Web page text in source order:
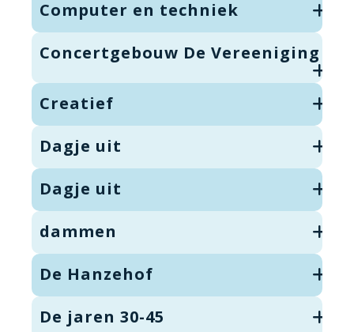
Computer en techniek
Concertgebouw De Vereeniging
Creatief
Dagje uit
Dagje uit
dammen
De Hanzehof
De jaren 30-45